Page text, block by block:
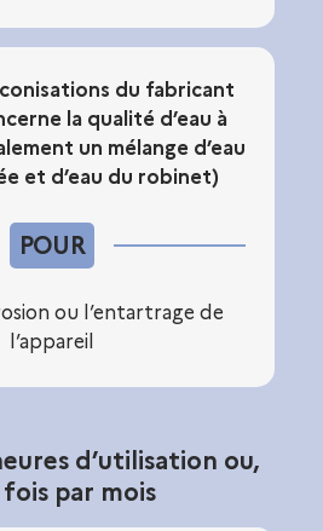
du fabricant
la qualité d’eau à
un mélange d’eau
et d’eau du robinet)
POUR
ou l’entartrage de
l’appareil
d’utilisation ou,
fois par mois